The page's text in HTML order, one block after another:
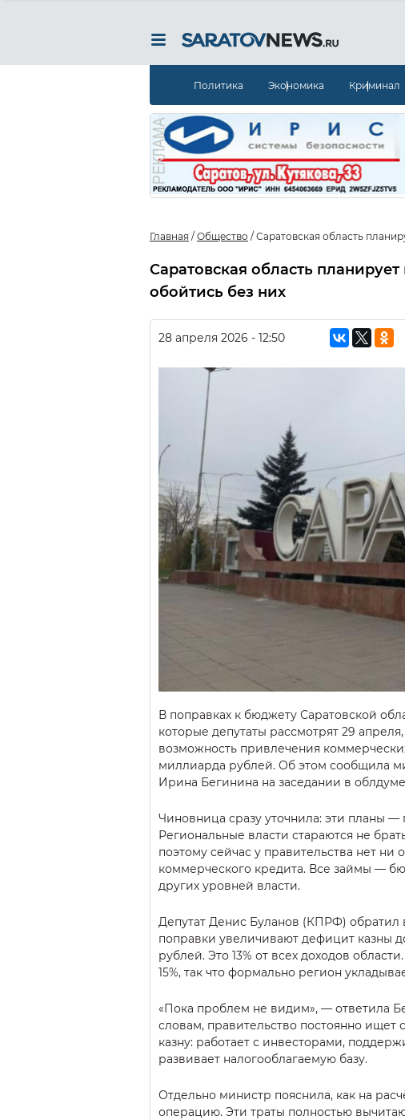
Политика Экономика Криминал
Главная / Общество / Саратовская область
Саратовская область
обойтись без них
28 апреля 2026 - 12:50
В поправках к бюджету Саратовской
которые депутаты рассмотрят 29
возможность привлечения
миллиарда рублей. Об этом сообщила
Ирина Бегинина на заседании в
Чиновница сразу уточнила: эти планы —
Региональные власти стараются не
поэтому сейчас у правительства нет ни
коммерческого кредита. Все займы —
других уровней власти.
Депутат Денис Буланов (КПРФ) обратил
поправки увеличивают дефицит казны
рублей. Это 13% от всех доходов
15%, так что формально регион
«Пока проблем не видим», — ответила
словам, правительство постоянно ищет
казну: работает с инвесторами,
развивает налогооблагаемую базу.
Отдельно министр пояснила, как на
операцию. Эти траты полностью